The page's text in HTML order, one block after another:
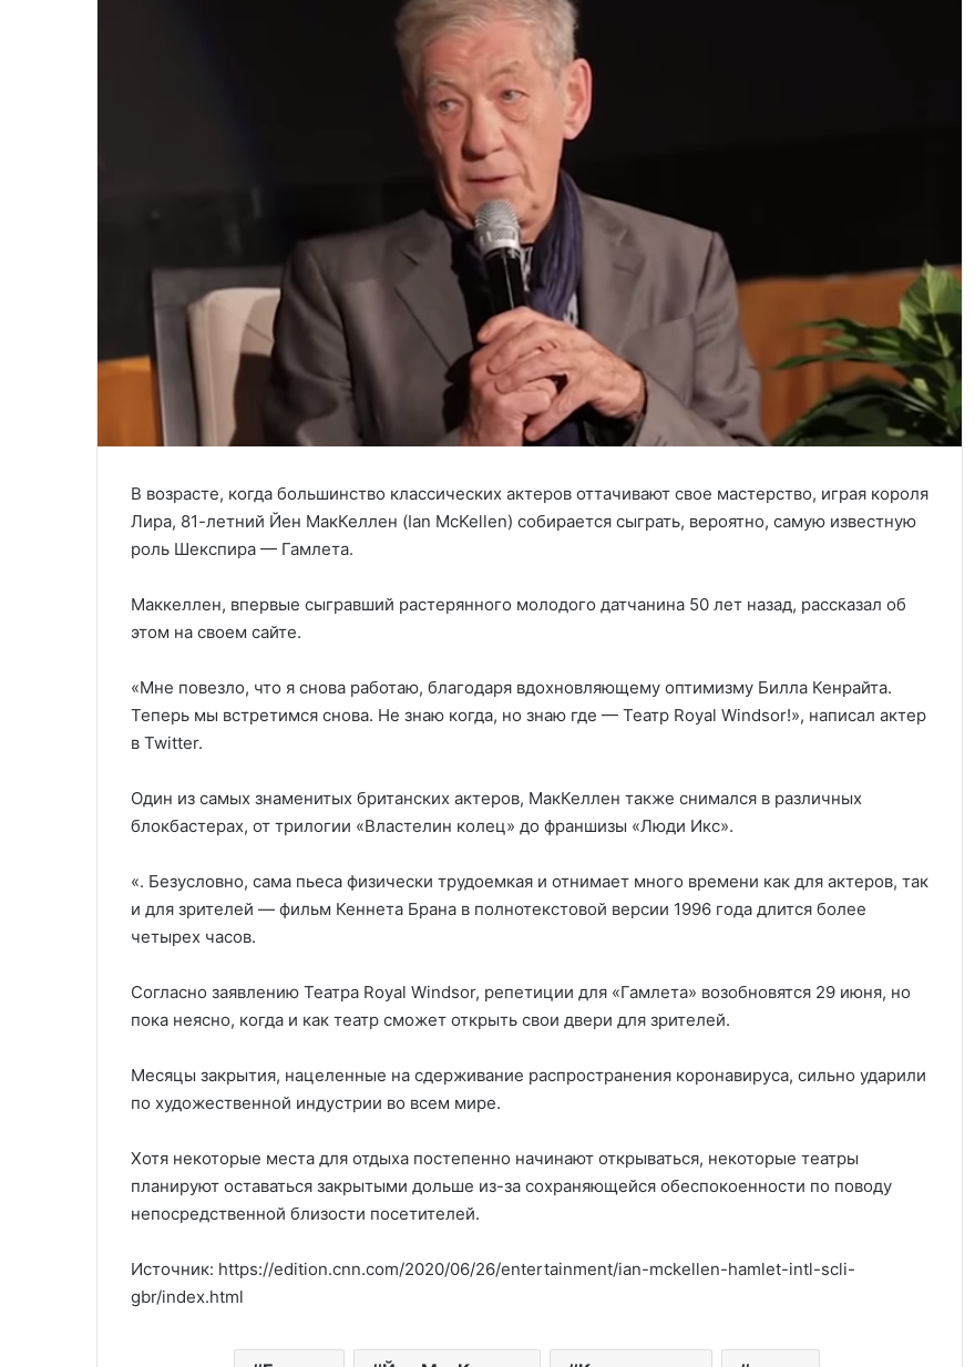
В возрасте, когда большинство классических актеров оттачивают свое мастерство, играя короля
Лира, 81-летний Йен МакКеллен (Ian McKellen) собирается сыграть, вероятно, самую известную
роль Шекспира — Гамлета.
Маккеллен, впервые сыгравший растерянного молодого датчанина 50 лет назад, рассказал об
этом на своем сайте.
«Мне повезло, что я снова работаю, благодаря вдохновляющему оптимизму Билла Кенрайта.
Теперь мы встретимся снова. Не знаю когда, но знаю где — Театр Royal Windsor!», написал актер
в Twitter.
Один из самых знаменитых британских актеров, МакКеллен также снимался в различных
блокбастерах, от трилогии «Властелин колец» до франшизы «Люди Икс».
«. Безусловно, сама пьеса физически трудоемкая и отнимает много времени как для актеров, так
и для зрителей — фильм Кеннета Брана в полнотекстовой версии 1996 года длится более
четырех часов.
Согласно заявлению Театра Royal Windsor, репетиции для «Гамлета» возобновятся 29 июня, но
пока неясно, когда и как театр сможет открыть свои двери для зрителей.
Месяцы закрытия, нацеленные на сдерживание распространения коронавируса, сильно ударили
по художественной индустрии во всем мире.
Хотя некоторые места для отдыха постепенно начинают открываться, некоторые театры
планируют оставаться закрытыми дольше из-за сохраняющейся обеспокоенности по поводу
непосредственной близости посетителей.
Источник: https://edition.cnn.com/2020/06/26/entertainment/ian-mckellen-hamlet-intl-scli-
gbr/index.html